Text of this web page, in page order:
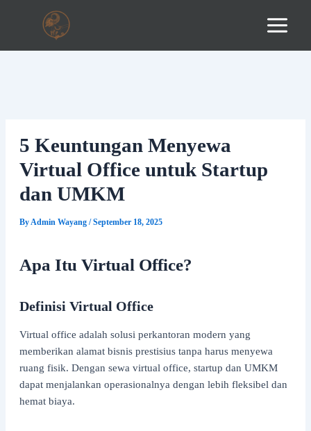
5 Keuntungan Menyewa
Virtual Office untuk Startup
dan UMKM
ByAdmin Wayang /September 18, 2025
Apa Itu Virtual Office?
Definisi Virtual Office
Virtual office adalah solusi perkantoran modern yang
memberikan alamat bisnis prestisius tanpa harus menyewa
ruang fisik. Dengan sewa virtual office, startup dan UMKM
dapat menjalankan operasionalnya dengan lebih fleksibel dan
hemat biaya.